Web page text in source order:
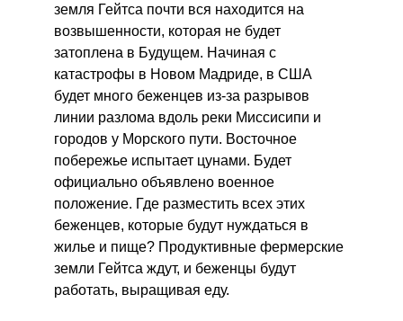
земля Гейтса почти вся находится на
возвышенности, которая не будет
затоплена в Будущем. Начиная с
катастрофы в Новом Мадриде, в США
будет много беженцев из-за разрывов
линии разлома вдоль реки Миссисипи и
городов у Морского пути. Восточное
побережье испытает цунами. Будет
официально объявлено военное
положение. Где разместить всех этих
беженцев, которые будут нуждаться в
жилье и пище? Продуктивные фермерские
земли Гейтса ждут, и беженцы будут
работать, выращивая еду.